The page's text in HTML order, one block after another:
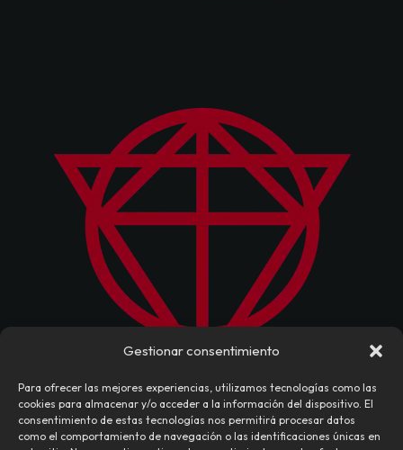
Gestionar consentimiento
Para ofrecer las mejores experiencias, utilizamos tecnologías como las
cookies para almacenar y/o acceder a la información del dispositivo. El
consentimiento de estas tecnologías nos permitirá procesar datos
como el comportamiento de navegación o las identificaciones únicas en